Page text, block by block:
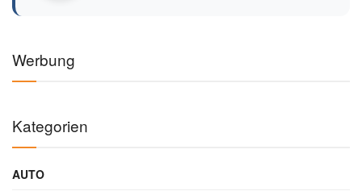
Werbung
Kategorien
AUTO